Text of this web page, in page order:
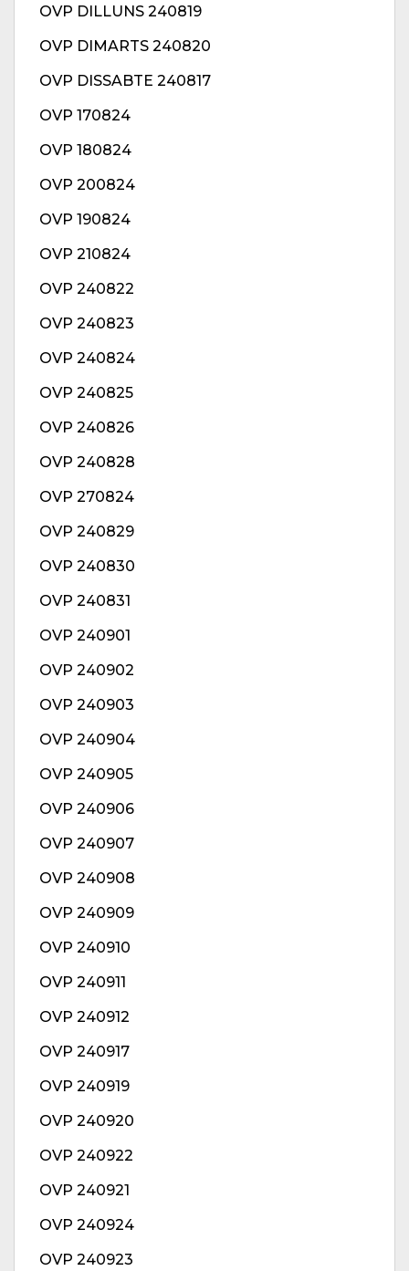
OVP DILLUNS 240819
OVP DIMARTS 240820
OVP DISSABTE 240817
OVP 170824
OVP 180824
OVP 200824
OVP 190824
OVP 210824
OVP 240822
OVP 240823
OVP 240824
OVP 240825
OVP 240826
OVP 240828
OVP 270824
OVP 240829
OVP 240830
OVP 240831
OVP 240901
OVP 240902
OVP 240903
OVP 240904
OVP 240905
OVP 240906
OVP 240907
OVP 240908
OVP 240909
OVP 240910
OVP 240911
OVP 240912
OVP 240917
OVP 240919
OVP 240920
OVP 240922
OVP 240921
OVP 240924
OVP 240923